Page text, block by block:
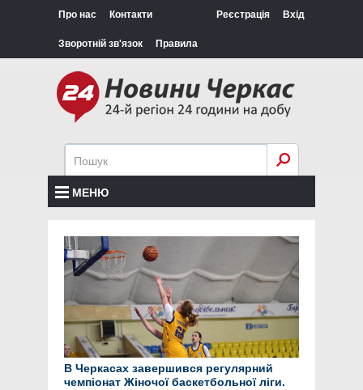
Про нас Контакти
Зворотній зв'язок Правила
Реєстрація Вхід
МЕНЮ
В Черкасах завершився регулярний
чемпіонат Жіночої баскетбольної ліги.